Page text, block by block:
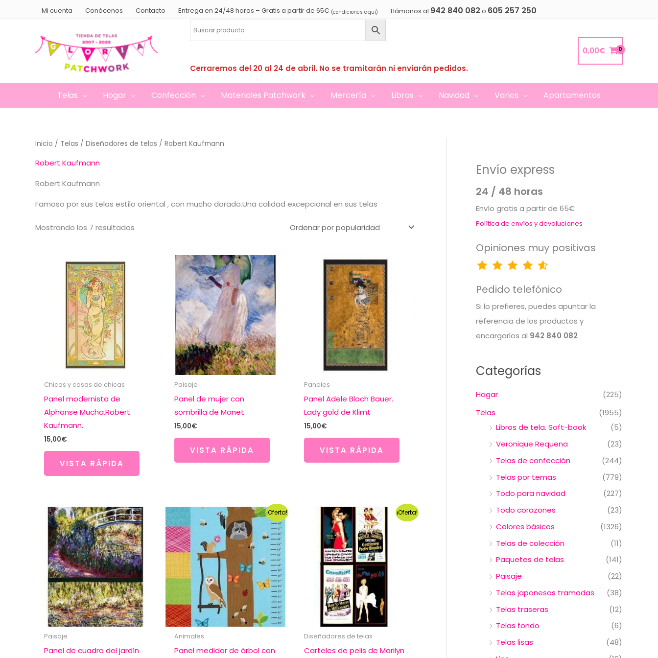
Mi cuenta Conócenos Contacto Entrega en 24/48 horas – Gratis a partir de 65€ (condiciones aquí) Llámanos al 942 840 082 o 605 257 250
Cerraremos del 20 al 24 de abril. No se tramitarán ni enviarán pedidos.
0,00€
Telas Hogar Confección Materiales Patchwork Mercería Libros Navidad Varios Apartamentos
Inicio / Telas / Diseñadores de telas / Robert Kaufmann
Robert Kaufmann
Robert Kaufmann
Famoso por sus telas estilo oriental , con mucho dorado.Una calidad excepcional en sus telas
Mostrando los 7 resultados
Chicas y cosas de chicas
Panel modernista de
Alphonse Mucha.Robert
Kaufmann.
15,00€
VISTA RÁPIDA
Paisaje
Panel de mujer con
sombrilla de Monet
15,00€
VISTA RÁPIDA
Paneles
Panel Adele Bloch Bauer.
Lady gold de Klimt
15,00€
VISTA RÁPIDA
Paisaje
Panel de cuadro del jardín
¡Oferta!
Animales
Panel medidor de árbol con
¡Oferta!
Diseñadores de telas
Carteles de pelis de Marilyn
Envío express
24 / 48 horas
Envío gratis a partir de 65€
Política de envíos y devoluciones
Opiniones muy positivas
Pedido telefónico
Si lo prefieres, puedes apuntar la
referencia de los productos y
encargarlos al 942 840 082
Categorías
Hogar
(225)
Telas
(1955)
Libros de tela. Soft-book
(5)
Veronique Requena
(23)
Telas de confección
(244)
Telas por temas
(779)
Todo para navidad
(227)
Todo corazones
(23)
Colores básicos
(1326)
Telas de colección
(11)
Paquetes de telas
(141)
Paisaje
(22)
Telas japonesas tramadas
(38)
Telas traseras
(12)
Telas fondo
(6)
Telas lisas
(48)